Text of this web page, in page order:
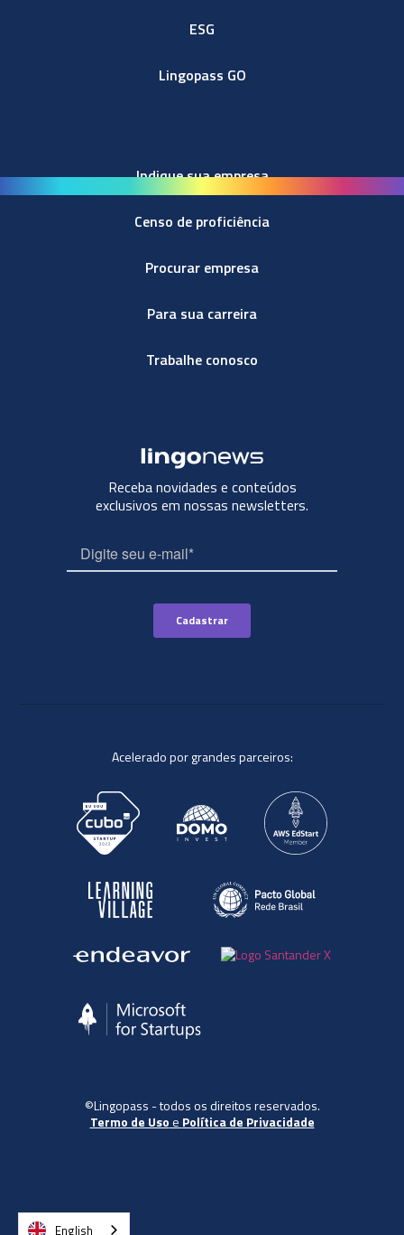
ESG
Lingopass GO
Indique sua empresa
Censo de proficiência
Procurar empresa
Para sua carreira
Trabalhe conosco
Receba novidades e conteúdos
exclusivos em nossas newsletters.
Acelerado por grandes parceiros:
©Lingopass - todos os direitos reservados.
Termo de Uso e Política de Privacidade
English